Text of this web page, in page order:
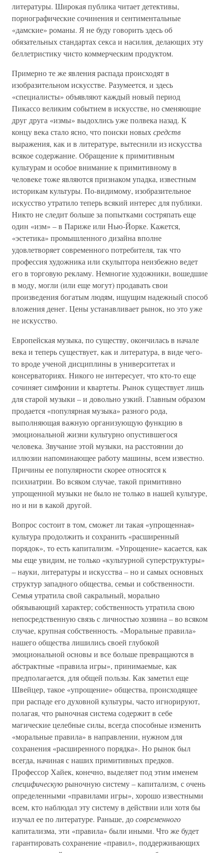
литературы. Широкая публика читает детективы,
порнографические сочинения и сентиментальные
«дамские» романы. Я не буду говорить здесь об
обязательных стандартах секса и насилия, делающих эту
беллетристику чисто коммерческим продуктом.
Примерно те же явления распада происходят в
изобразительном искусстве. Разумеется, и здесь
«специалисты» объявляют каждый новый период
Пикассо великим событием в искусстве, но сменяющие
друг друга «измы» выдохлись уже полвека назад. К
концу века стало ясно, что поиски новыхсредств
выражения, как и в литературе, вытеснили из искусства
всякое содержание. Обращение к примитивным
культурам и особое внимание к примитивному в
человеке тоже являются признаком упадка, известным
историкам культуры. По-видимому, изобразительное
искусство утратило теперь всякий интерес для публики.
Никто не следит больше за попытками состряпать еще
один «изм» – в Париже или Нью-Йорке. Кажется,
«эстетика» промышленного дизайна вполне
удовлетворяет современного потребителя, так что
профессия художника или скульптора неизбежно ведет
его в торговую рекламу. Немногие художники, вошедшие
в моду, могли (или еще могут) продавать свои
произведения богатым людям, ищущим надежный способ
вложения денег. Цены устанавливает рынок, но это уже
не искусство.
Европейская музыка, по существу, окончилась в начале
века и теперь существует, как и литература, в виде чего-
то вроде ученой дисциплины в университетах и
консерваториях. Никого не интересует, что кто-то еще
сочиняет симфонии и квартеты. Рынок существует лишь
для старой музыки – и довольно узкий. Главным образом
продается «популярная музыка» разного рода,
выполняющая важную организующую функцию в
эмоциональной жизни культурно опустившегося
человека. Звучание этой музыки, на расстоянии до
иллюзии напоминающее работу машины, всем известно.
Причины ее популярности скорее относятся к
психиатрии. Во всяком случае, такой примитивно
упрощенной музыки не было не только в нашей культуре,
но и ни в какой другой.
Вопрос состоит в том, сможет ли такая «упрощенная»
культура продолжить и сохранить «расширенный
порядок», то есть капитализм. «Упрощение» касается, как
мы еще увидим, не только «культурной суперструктуры»
– науки, литературы и искусства – но и самых основных
структур западного общества, семьи и собственности.
Семья утратила свой сакральный, морально
обязывающий характер; собственность утратила свою
непосредственную связь с личностью хозяина – во всяком
случае, крупная собственность. «Моральные правила»
нашего общества лишились своей глубокой
эмоциональной основы и все больше превращаются в
абстрактные «правила игры», принимаемые, как
предполагается, для общей пользы. Как заметил еще
Швейцер, такое «упрощение» общества, происходящее
при распаде его духовной культуры, часто игнорируют,
полагая, что рыночная система содержит в себе
магические целебные силы, всегда способные изменить
«моральные правила» в направлении, нужном для
сохранения «расширенного порядка». Но рынок был
всегда, начиная с наших примитивных предков.
Профессор Хайек, конечно, выделяет под этим именем
специфическуюрыночную систему – капитализм, с очень
определенными «правилами игры», хорошо известными
всем, кто наблюдал эту систему в действии или хотя бы
изучал ее по литературе. Раньше, досовременного
капитализма, эти «правила» были иными. Что же будет
гарантировать сохранение «правил», поддерживающих